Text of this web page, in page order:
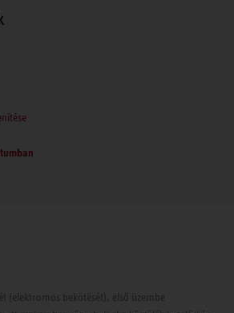
(elektromos bekötését), első üzembe